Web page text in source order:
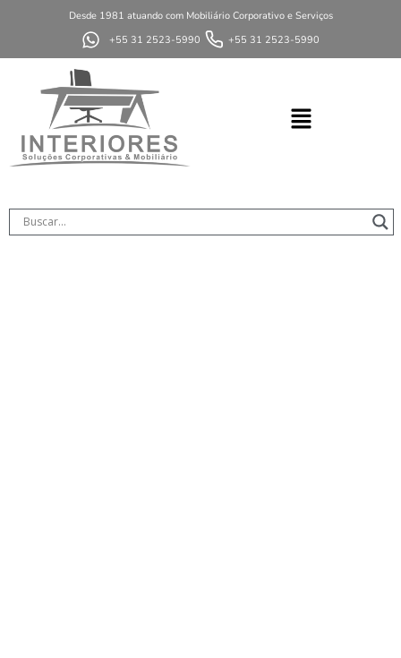
Desde 1981 atuando com Mobiliário Corporativo e Serviços
+55 31 2523-5990
+55 31 2523-5990